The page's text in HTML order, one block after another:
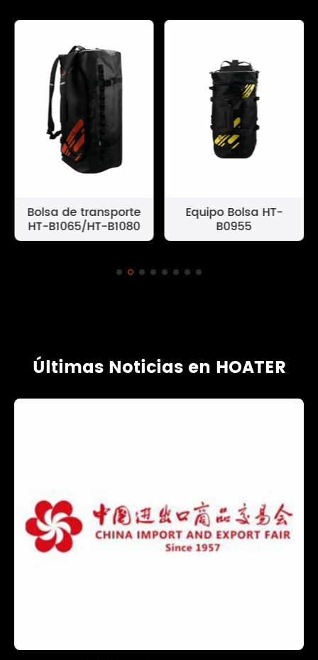
Bolsa de transporte
HT-B1065/HT-B1080
Equipo Bolsa HT-
B0955
Últimas Noticias en HOATER